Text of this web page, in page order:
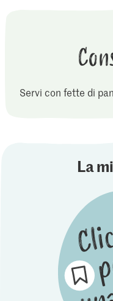
Servi con fette di
La